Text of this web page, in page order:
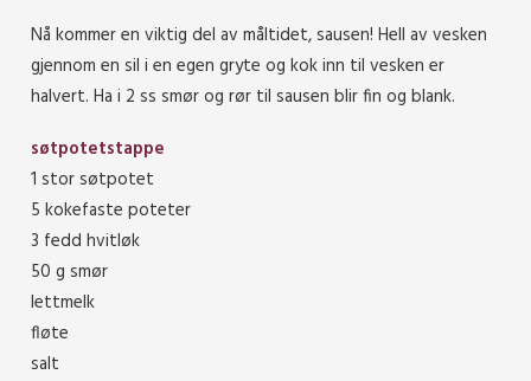
Nå kommer en viktig del av måltidet, sausen! Hell av vesken
gjennom en sil i en egen gryte og kok inn til vesken er
halvert. Ha i 2 ss smør og rør til sausen blir fin og blank.
søtpotetstappe
1 stor søtpotet
5 kokefaste poteter
3 fedd hvitløk
50 g smør
lettmelk
fløte
salt